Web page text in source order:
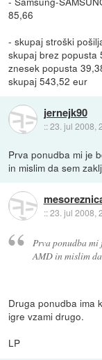
85,66
- skupaj stroški
skupaj brez popusta
znesek popusta
skupaj 543,52 eur
jernejk90
::23. jul 2008,
Prva ponudba mi je
in mislim da sem
::23. jul 2008,
Prva ponudba mi
AMD in mislim
Druga ponudba ima
igre vzami drugo.
LP